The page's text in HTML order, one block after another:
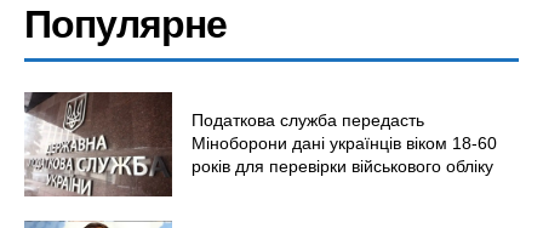
Популярне
Податкова служба передасть
Міноборони дані українців віком 18-60
років для перевірки військового обліку